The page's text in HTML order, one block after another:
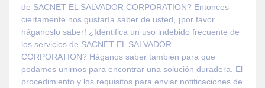
de SACNET EL SALVADOR CORPORATION? Entonces
ciertamente nos gustaría saber de usted, ¡por favor
háganoslo saber! ¿Identifica un uso indebido frecuente de
los servicios de SACNET EL SALVADOR
CORPORATION? Háganos saber también para que
podamos unirnos para encontrar una solución duradera. El
procedimiento y los requisitos para enviar notificaciones de